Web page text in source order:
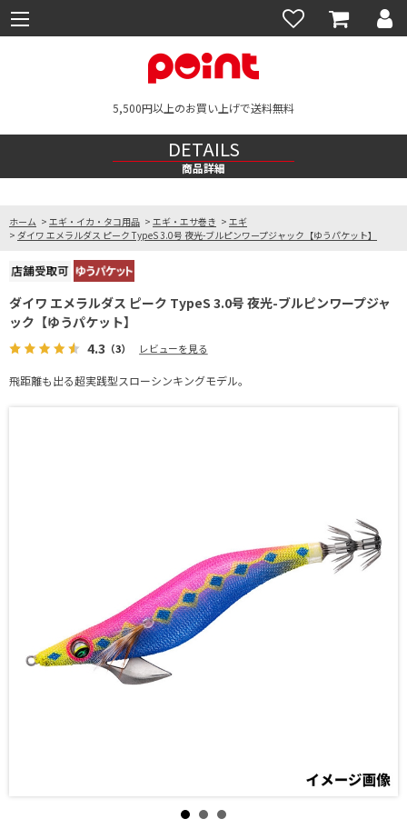
5,500円以上のお買い上げで送料無料
DETAILS
商品詳細
ホーム > エギ・イカ・タコ用品 > エギ・エサ巻き > エギ
> ダイワ エメラルダス ピーク TypeS 3.0号 夜光-ブルピンワープジャック【ゆうパケット】
ダイワ エメラルダス ピーク TypeS 3.0号 夜光-ブルピンワープジャ
ック【ゆうパケット】
4.3 （3） レビューを見る
飛距離も出る超実践型スローシンキングモデル。